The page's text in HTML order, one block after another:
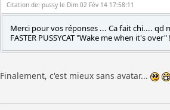
Citation de: pussy le Dim 02 Fév 14 17:58:11
Merci pour vos réponses ... Ca fait chi.... qd
FASTER PUSSYCAT "Wake me when it's over" !
Finalement, c'est mieux sans avatar...